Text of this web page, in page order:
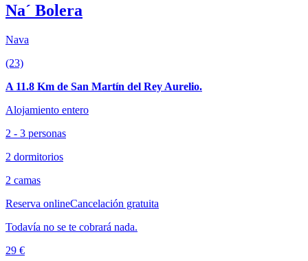
Na´ Bolera
Nava
(23)
A 11.8 Km de San Martín del Rey Aurelio.
Alojamiento entero
2 - 3 personas
2 dormitorios
2 camas
Reserva onlineCancelación gratuita
Todavía no se te cobrará nada.
29 €